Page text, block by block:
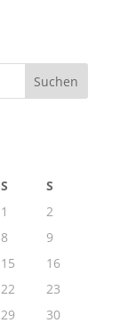
S
S
1
2
8
9
15
16
22
23
29
30